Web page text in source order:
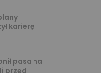
karierę
pasa na
przed